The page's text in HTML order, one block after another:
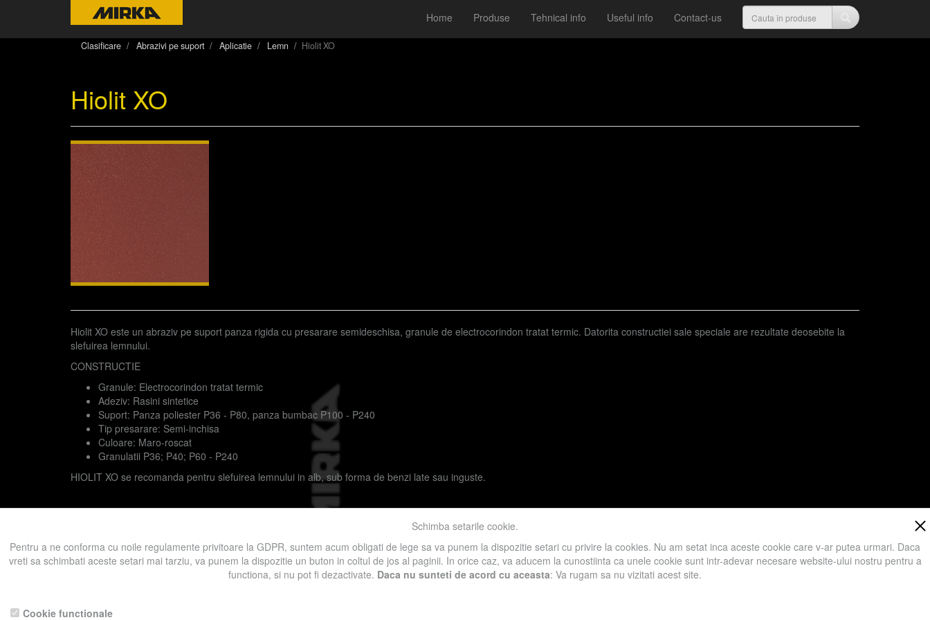
Home Produse Tehnical info Useful info Contact-us
Clasificare Abrazivi pe suport Aplicatie Lemn Hiolit XO
Hiolit XO
Hiolit XO este un abraziv pe suport panza rigida cu presarare semideschisa, granule de electrocorindon tratat termic. Datorita constructiei sale speciale are rezultate deosebite la
slefuirea lemnului.
CONSTRUCTIE
Granule: Electrocorindon tratat termic
Adeziv: Rasini sintetice
Suport: Panza poliester P36 - P80, panza bumbac P100 - P240
Tip presarare: Semi-inchisa
Culoare: Maro-roscat
Granulatii P36; P40; P60 - P240
HIOLIT XO se recomanda pentru slefuirea lemnului in alb, sub forma de benzi late sau inguste.
Prezent in categoriile: Benzi late Pânză Lemn Compozite
Schimba setarile cookie.
Pentru a ne conforma cu noile regulamente privitoare la GDPR, suntem acum obligati de lege sa va punem la dispozitie setari cu privire la cookies. Nu am setat inca aceste cookie care v-ar putea urmari. Daca
vreti sa schimbati aceste setari mai tarziu, va punem la dispozitie un buton in coltul de jos al paginii. In orice caz, va aducem la cunostiinta ca unele cookie sunt intr-adevar necesare website-ului nostru pentru a
functiona, si nu pot fi dezactivate. Daca nu sunteti de acord cu aceasta: Va rugam sa nu vizitati acest site.
Cookie functionale